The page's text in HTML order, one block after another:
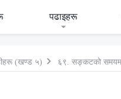
पढाइहरू
(खण्ड ५) ६९. सङ्कटको समयमा